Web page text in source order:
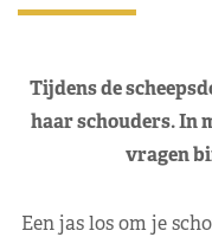
Tijdens de
haar schouders. In
vragen
Een jas los om je